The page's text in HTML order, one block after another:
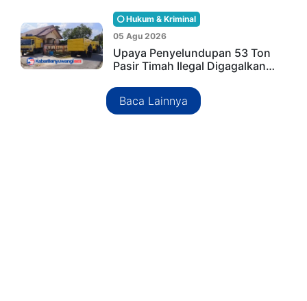
Hukum & Kriminal
05 Agu 2026
Upaya Penyelundupan 53 Ton
Pasir Timah Ilegal Digagalkan…
Baca Lainnya